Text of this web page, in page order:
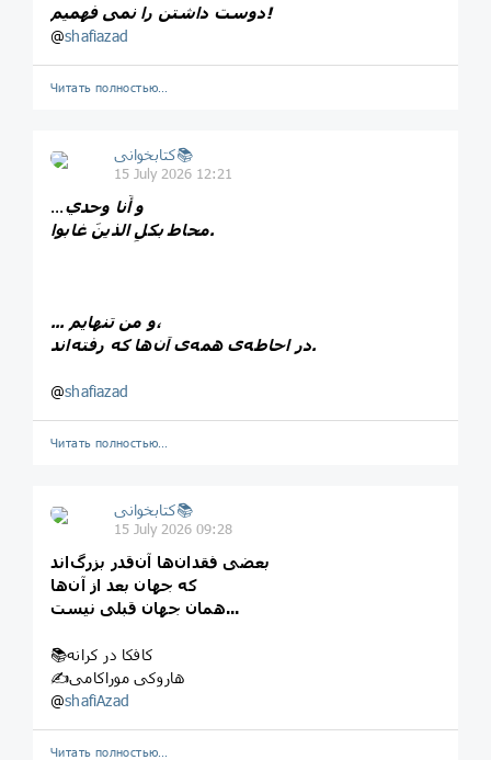
دوست داشتن را نمی فهمیم!
@shafiazad
Читать полностью…
کتابخوانی📚
15 July 2026 12:21
و أَنا وحدي
‏محاط بكلِ الذينَ غابوا.
... و من تنهایم،
در احاطه‌ی همه‌ی آن‌ها که رفته‌اند.
@shafiazad
Читать полностью…
کتابخوانی📚
15 July 2026 09:28
بعضی فقدان‌ها آن‌قدر بزرگ‌اند
که جهان بعد از آن‌ها
همان جهان قبلی نیست...
📚کافکا در کرانه
✍هاروکی موراکامی
@shafiAzad
Читать полностью…